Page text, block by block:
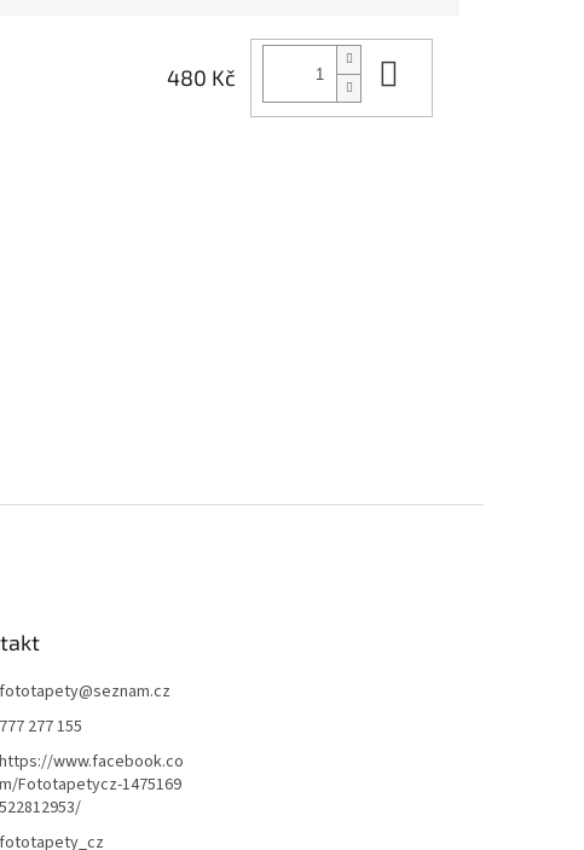
480 Kč
fototapety@seznam.cz
777 277 155
https://www.facebook.co
m/Fototapetycz-1475169
522812953/
fototapety_cz